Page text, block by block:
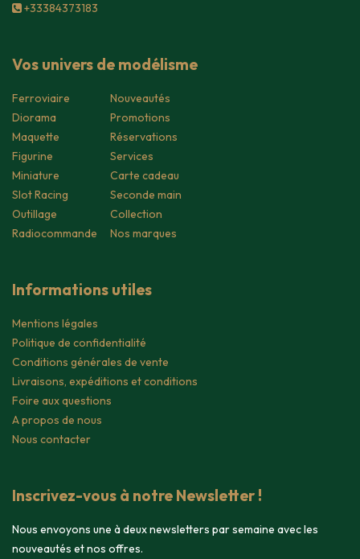
+33384373183
Vos univers de modélisme
Ferroviaire
Diorama
Maquette
Figurine
Miniature
Slot Racing
Outillage
Radiocommande
Nouveautés
Promotions
Réservations
Services
Carte cadeau
Seconde main
Collection
Nos marques
Informations utiles
Mentions légales
Politique de confidentialité
Conditions générales de vente
Livraisons, expéditions et conditions
Foire aux questions
A propos de nous
Nous contacter
Inscrivez-vous à notre Newsletter !
Nous envoyons une à deux newsletters par semaine avec les
nouveautés et nos offres.